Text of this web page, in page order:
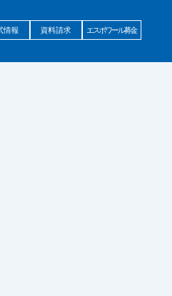
情報 資料請求 エスポワール募金